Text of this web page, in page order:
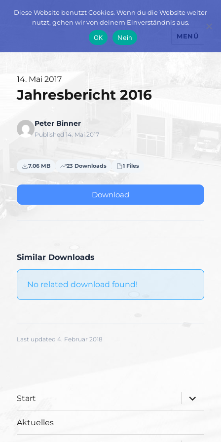
MENÜ
Veröffentlicht
am
14. Mai 2017
Jahresbericht 2016
Peter Binner
Published 14. Mai 2017
7.06 MB 23 Downloads 1 Files
Download
Similar Downloads
No related download found!
Last updated 4. Februar 2018
Start
öffnen
Aktuelles
Diese Website benutzt Cookies. Wenn du die Website weiter
nutzt, gehen wir von deinem Einverständnis aus.
OK
Nein